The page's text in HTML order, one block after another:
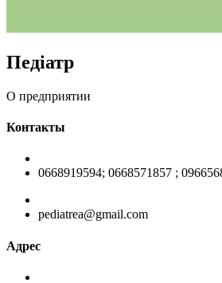
Педіатр
О предприятии
Контакты
0668919594; 0668571857 ;
pediatrea@gmail.com
Адрес